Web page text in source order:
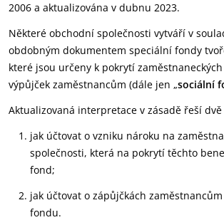
2006 a aktualizována v dubnu 2023.
Některé obchodní společnosti vytváří v
obdobným dokumentem speciální fondy
které jsou určeny k pokrytí
výpůjček zaměstnancům (dále jen „sociální
Aktualizovaná interpretace v zásadě řeší dvě
jak účtovat o vzniku nároku na
společnosti, která na pokrytí těchto
fond;
jak účtovat o zápůjčkách
fondu.